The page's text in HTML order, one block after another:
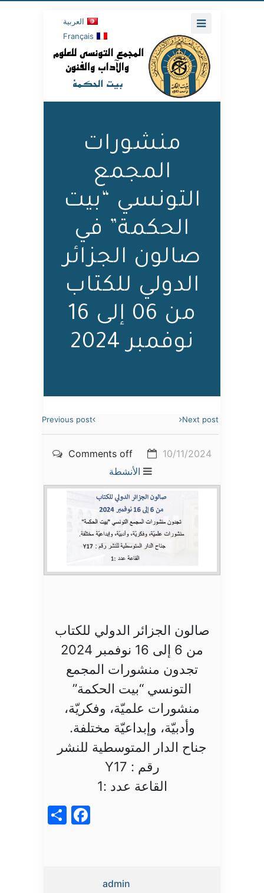
العربية
Français
منشورات
المجمع
التونسي “بيت
الحكمة” في
صالون الجزائر
الدولي للكتاب
من 06 إلى 16
نوفمبر 2024
Previous post Next post
10/11/2024
Comments off
الأنشطة
صالون الجزائر الدولي للكتاب
من 6 إلى 16 نوفمبر 2024
تجدون منشورات المجمع
التونسي “بيت الحكمة”
منشورات علميّة، وفكريّة،
وأدبيّة، وإبداعيّة مختلفة.
جناح الدار المتوسطية للنشر
رقم : Y17
القاعة عدد :1
admin